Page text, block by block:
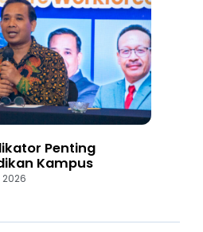
Penting
Kampus